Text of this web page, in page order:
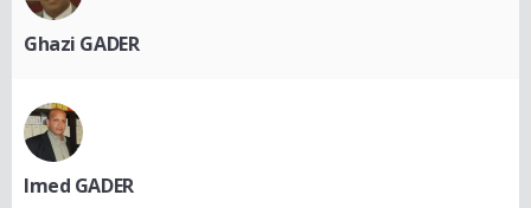
Ghazi GADER
Imed GADER